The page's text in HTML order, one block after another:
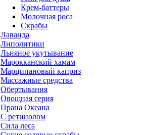
Крем-баттеры
Молочная роса
Скрабы
Лаванда
Липолитики
Льняное укутывание
Марокканский хамам
Марципановый каприз
Массажные средства
Обертывания
Овощная серия
Прана Океана
С ретинолом
Сила леса